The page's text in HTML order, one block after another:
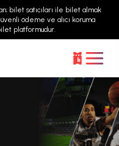
bilet satıcıları ile bilet almak
ödeme ve alıcı koruma
platformudur.